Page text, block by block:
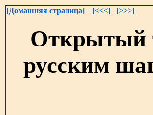
[Домашняя страница] [<<<] [>>>]
Открытый
русским